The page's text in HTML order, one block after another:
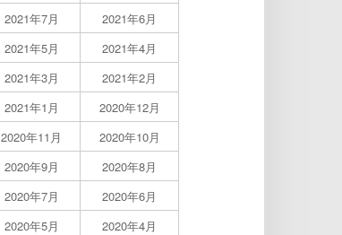
2021年7月
2021年6月
2021年5月
2021年4月
2021年3月
2021年2月
2021年1月
2020年12月
2020年11月
2020年10月
2020年9月
2020年8月
2020年7月
2020年6月
2020年5月
2020年4月